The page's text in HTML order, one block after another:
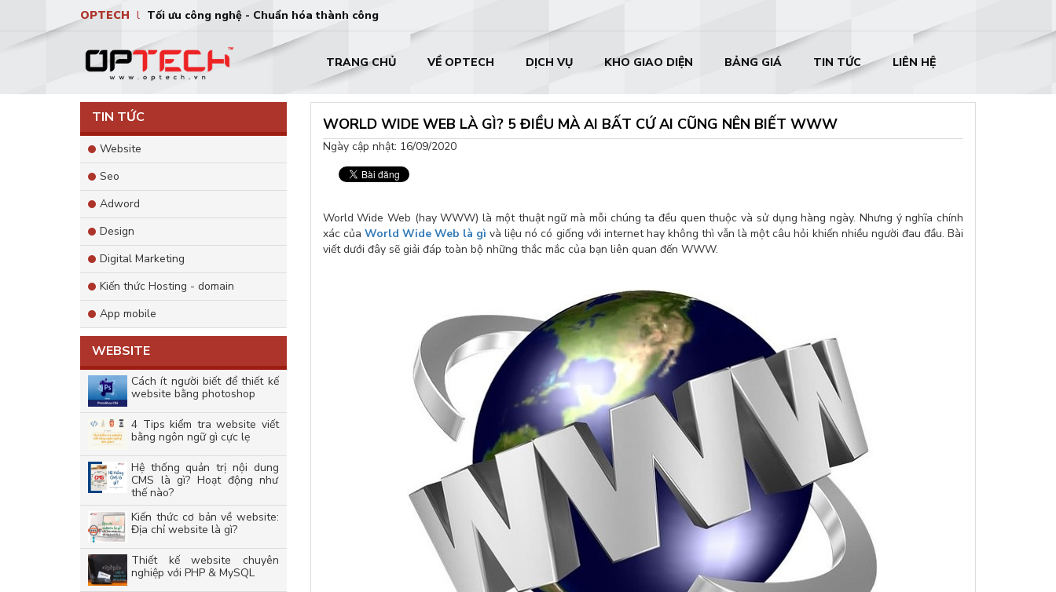
OPTECH l Tối ưu công nghệ - Chuẩn hóa thành công
TRANG CHỦ VỀ OPTECH DỊCH VỤ KHO GIAO DIỆN BẢNG GIÁ TIN TỨC LIÊN HỆ
WORLD WIDE WEB LÀ GÌ? 5 ĐIỀU MÀ AI BẤT CỨ AI CŨNG NÊN BIẾT WWW
Ngày cập nhật: 16/09/2020
World Wide Web (hay WWW) là một thuật ngữ mà mỗi chúng ta đều quen thuộc và sử dụng hàng ngày. Nhưng ý nghĩa chính
xác của World Wide Web là gì và liệu nó có giống với internet hay không thì vẫn là một câu hỏi khiến nhiều người đau đầu. Bài
viết dưới đây sẽ giải đáp toàn bộ những thắc mắc của bạn liên quan đến WWW.
TIN TỨC
Website
Seo
Adword
Design
Digital Marketing
Kiến thức Hosting - domain
App mobile
WEBSITE
Cách ít người biết để thiết kế
website bằng photoshop
4 Tips kiểm tra website viết
bằng ngôn ngữ gì cực lẹ
Hệ thống quản trị nội dung
CMS là gì? Hoạt động như
thế nào?
Kiến thức cơ bản về website:
Địa chỉ website là gì?
Thiết kế website chuyên
nghiệp với PHP & MySQL